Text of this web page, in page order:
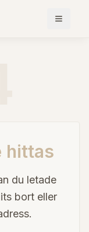
hittas
du letade
bort eller